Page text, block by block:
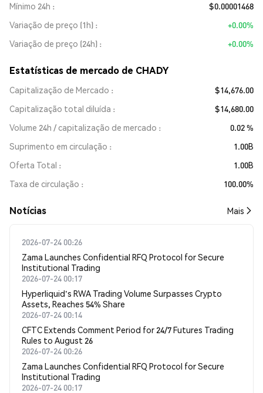
Mínimo 24h
$0.00001468
Variação de preço (1h)
+0.00%
Variação de preço (24h)
+0.00%
Estatísticas de mercado de CHADY
Capitalização de Mercado
$14,676.00
Capitalização total diluída
$14,680.00
Volume 24h / capitalização de mercado
0.02 %
Suprimento em circulação
1.00B
Oferta Total
1.00B
Taxa de circulação
100.00%
​​Notícias​​ Mais
2026-07-24 00:26
Zama Launches Confidential RFQ Protocol for Secure
Institutional Trading
2026-07-24 00:17
Hyperliquid's RWA Trading Volume Surpasses Crypto
Assets, Reaches 54% Share
2026-07-24 00:14
CFTC Extends Comment Period for 24/7 Futures Trading
Rules to August 26
2026-07-24 00:26
Zama Launches Confidential RFQ Protocol for Secure
Institutional Trading
2026-07-24 00:17